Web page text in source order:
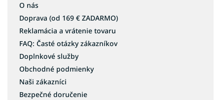
O nás
Doprava (od 169 € ZADARMO)
Reklamácia a vrátenie tovaru
FAQ: Časté otázky zákazníkov
Doplnkové služby
Obchodné podmienky
Naši zákazníci
Bezpečné doručenie